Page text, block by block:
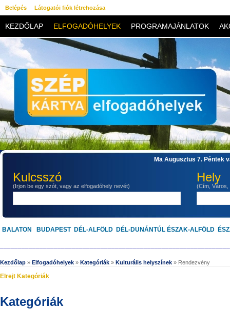
Belépés Látogatói fiók létrehozása
KEZDŐLAP ELFOGADÓHELYEK PROGRAMAJÁNLATOK
KAPCSOLAT
Ma Augusztus 7. Péntek
Kulcsszó
(Irjon be egy szót, vagy az elfogadóhely nevét)
Hely
(Cím,
BALATON BUDAPEST DÉL-ALFÖLD DÉL-DUNÁNTÚL ÉSZAK-ALFÖLD
Kezdőlap » Elfogadóhelyek » Kategóriák » Kulturális helyszínek » Rendezvény
Elrejt Kategóriák
Kategóriák